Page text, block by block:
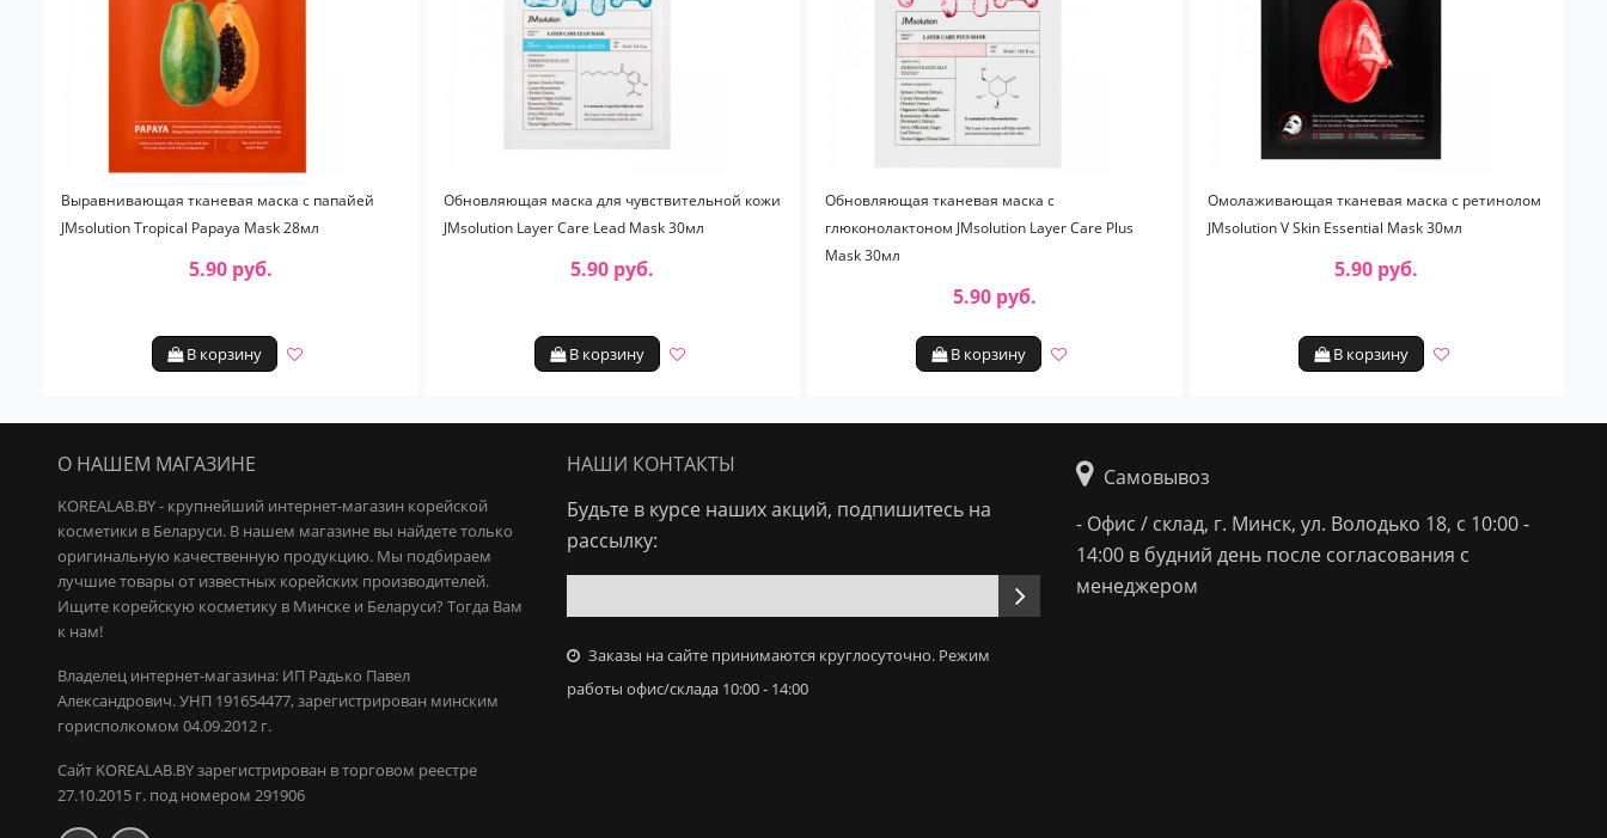
Выравнивающая тканевая маска с папайей
JMsolution Tropical Papaya Mask 28мл
5.90 руб.
В корзину
Обновляющая маска для чувствительной кожи
JMsolution Layer Care Lead Mask 30мл
5.90 руб.
В корзину
Обновляющая тканевая маска с
глюконолактоном JMsolution Layer Care Plus
Mask 30мл
5.90 руб.
В корзину
Омолаживающая тканевая маска с ретинолом
JMsolution V Skin Essential Mask 30мл
5.90 руб.
В корзину
О НАШЕМ МАГАЗИНЕ
KOREALAB.BY - крупнейший интернет-магазин корейской
косметики в Беларуси. В нашем магазине вы найдете только
оригинальную качественную продукцию. Мы подбираем
лучшие товары от известных корейских производителей.
Ищите корейскую косметику в Минске и Беларуси? Тогда Вам
к нам!
Владелец интернет-магазина: ИП Радько Павел
Александрович.УНП 191654477, зарегистрирован минским
горисполкомом 04.09.2012 г.
Сайт KOREALAB.BY зарегистрирован в торговом реестре
27.10.2015 г. под номером 291906
НАШИ КОНТАКТЫ
Будьте в курсе наших акций, подпишитесь на
рассылку:
Заказы на сайте принимаются круглосуточно. Режим
работы офис/склада 10:00 - 14:00
Самовывоз
- Офис / склад, г. Минск, ул. Володько 18, с 10:00 -
14:00 в будний день после согласования с
менеджером